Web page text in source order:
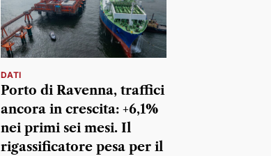
DATI
Porto di Ravenna, traffici
ancora in crescita: +6,1%
nei primi sei mesi. Il
rigassificatore pesa per il